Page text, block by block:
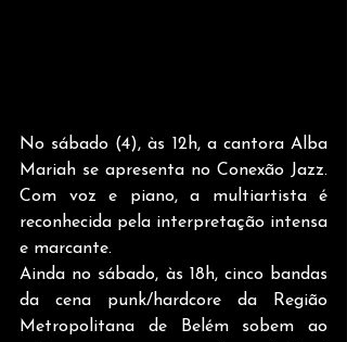
No sábado (4), às 12h, a cantora Alba
Mariah se apresenta no Conexão Jazz.
Com voz e piano, a multiartista é
reconhecida pela interpretação intensa
e marcante.
Ainda no sábado, às 18h, cinco bandas
da cena punk/hardcore da Região
Metropolitana de Belém sobem ao